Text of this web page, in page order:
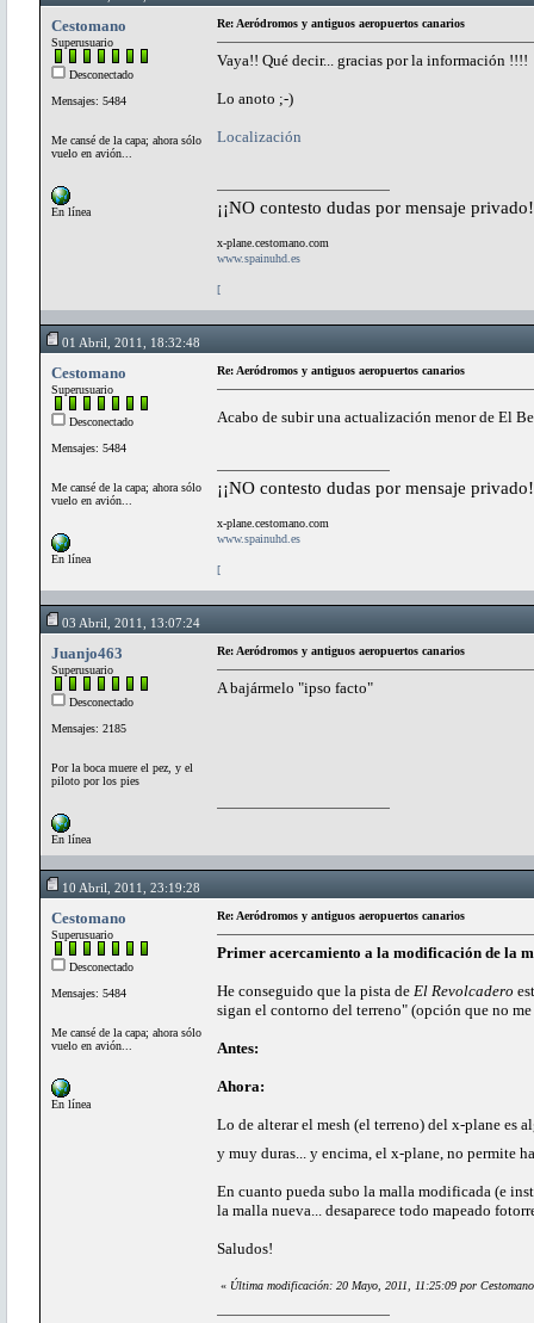
Cestomano
Superusuario
Desconectado
Mensajes: 5484
Me cansé de la capa; ahora sólo
vuelo en avión...
En línea
Re: Aeródromos y antiguos aeropuertos canarios
Vaya!! Qué decir... gracias por la información !!!!
Lo anoto ;-)
Localización
¡¡NO contesto dudas por mensaje
x-plane.cestomano.com
www.spainuhd.es
[
01 Abril, 2011, 18:32:48
Cestomano
Superusuario
Desconectado
Mensajes: 5484
Me cansé de la capa; ahora sólo
vuelo en avión...
En línea
Re: Aeródromos y antiguos aeropuertos canarios
Acabo de subir una actualización menor de El
¡¡NO contesto dudas por mensaje
x-plane.cestomano.com
www.spainuhd.es
[
03 Abril, 2011, 13:07:24
Juanjo463
Superusuario
Desconectado
Mensajes: 2185
Por la boca muere el pez, y el
piloto por los pies
En línea
Re: Aeródromos y antiguos aeropuertos canarios
A bajármelo "ipso facto"
10 Abril, 2011, 23:19:28
Cestomano
Superusuario
Desconectado
Mensajes: 5484
Me cansé de la capa; ahora sólo
vuelo en avión...
En línea
Re: Aeródromos y antiguos aeropuertos canarios
Primer acercamiento a la modificación de la
He conseguido que la pista de El Revolcadero
sigan el contorno del terreno" (opción que no
Antes:
Ahora:
Lo de alterar el mesh (el terreno) del x-plane es
y muy duras... y encima, el x-plane, no permite
En cuanto pueda subo la malla modificada (e
la malla nueva... desaparece todo mapeado
Saludos!
« Última modificación: 20 Mayo, 2011, 11:25:09 por Cestomano